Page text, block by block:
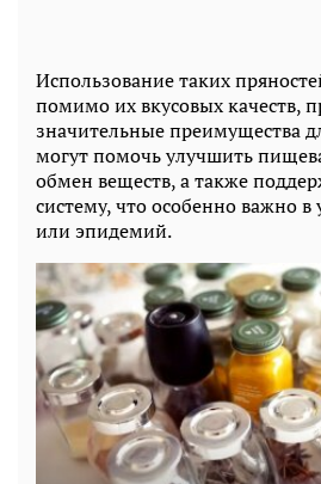
Использование таких
помимо их вкусовых качеств,
значительные преимущества
могут помочь улучшить
обмен веществ, а также
систему, что особенно важно в
или эпидемий.